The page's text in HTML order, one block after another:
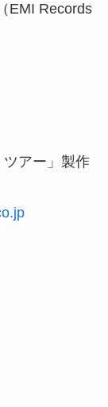
EMI Records
アー」製作